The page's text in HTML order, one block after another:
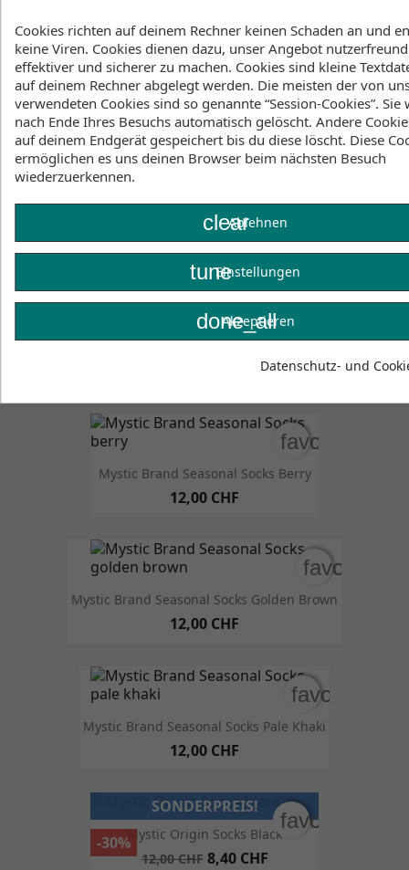
Mystic Essential Socks Berry
12,90 CHF
Mystic Essential Socks Cypress Green
12,90 CHF
Mystic Brand Seasonal Socks Berry
12,00 CHF
Mystic Brand Seasonal Socks Golden Brown
12,00 CHF
Mystic Brand Seasonal Socks Pale Khaki
12,00 CHF
Mystic Origin Socks Black
12,00 CHF 8,40 CHF
SONDERPREIS!
-30%
Cookies richten auf deinem Rechner keinen Schaden an und
keine Viren. Cookies dienen dazu, unser Angebot
effektiver und sicherer zu machen. Cookies sind kleine
auf deinem Rechner abgelegt werden. Die meisten der von
verwendeten Cookies sind so genannte “Session-Cookies”. Sie
nach Ende Ihres Besuchs automatisch gelöscht. Andere
auf deinem Endgerät gespeichert bis du diese löscht. Diese
ermöglichen es uns deinen Browser beim nächsten Besuch
wiederzuerkennen.
clearAblehnen
tuneEinstellungen
done_all
Akzeptieren
Datenschutz- und